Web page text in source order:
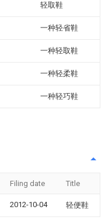
轻取鞋
一种轻省鞋
一种轻取鞋
一种轻柔鞋
一种轻巧鞋
Filing date Title
2012-10-04 轻便鞋